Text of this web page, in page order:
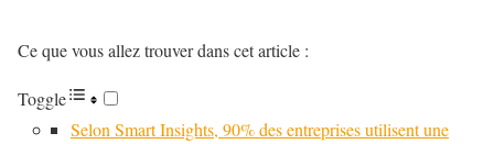
Ce que vous allez trouver dans cet article :
Toggle
Selon Smart Insights, 90% des entreprises utilisent une